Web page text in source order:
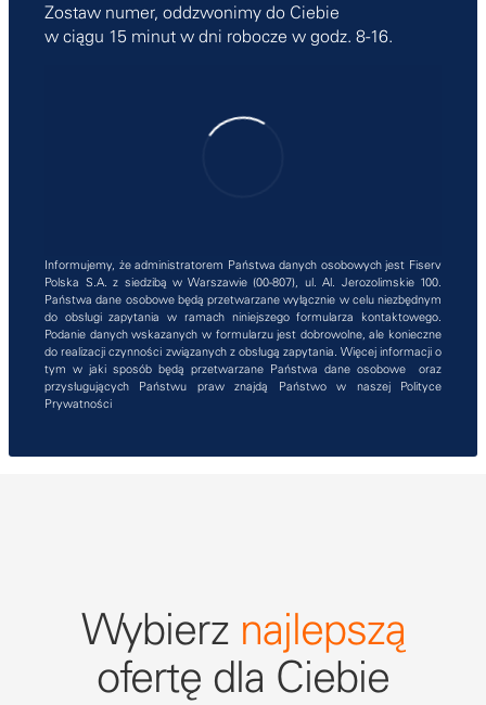
Zostaw numer, oddzwonimy do Ciebie
w ciągu 15 minut w dni robocze w godz. 8-16.
Informujemy, że administratorem Państwa danych osobowych jest Fiserv
Polska S.A. z siedzibą w Warszawie (00-807), ul. Al. Jerozolimskie 100.
Państwa dane osobowe będą przetwarzane wyłącznie w celu niezbędnym
do obsługi zapytania w ramach niniejszego formularza kontaktowego.
Podanie danych wskazanych w formularzu jest dobrowolne, ale konieczne
do realizacji czynności związanych z obsługą zapytania. Więcej informacji o
tym w jaki sposób będą przetwarzane Państwa dane osobowe oraz
przysługujących Państwu praw znajdą Państwo w naszej Polityce
Prywatności
Wybierz najlepszą
ofertę dla Ciebie